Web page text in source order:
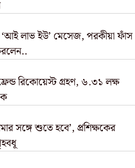
‘আই লাভ ইউ’ মেসেজ, পরকীয়া ফাঁস
রিকোয়েস্ট গ্রহণ, ৬.৩১ লক্ষ
সঙ্গে শুতে হবে’, প্রশিক্ষকের